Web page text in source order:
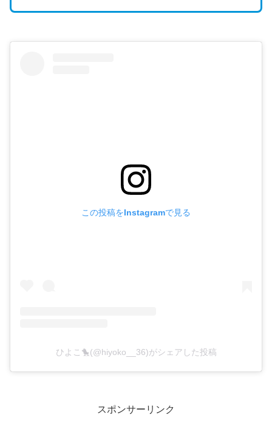
この投稿をInstagramで見る
ひよこ🐤(@hiyoko__36)がシェアした投稿
スポンサーリンク